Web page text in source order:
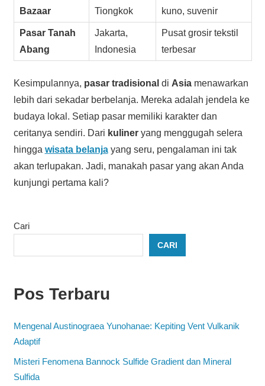
Bazaar
Tiongkok
kuno, suvenir
Pasar Tanah
Abang
Jakarta,
Indonesia
Pusat grosir tekstil
terbesar
Kesimpulannya, pasar tradisional di Asiamenawarkan
lebih dari sekadar berbelanja. Mereka adalah jendela ke
budaya lokal. Setiap pasar memiliki karakter dan
ceritanya sendiri. Dari kulineryang menggugah selera
hingga wisata belanjayang seru, pengalaman ini tak
akan terlupakan. Jadi, manakah pasar yang akan Anda
kunjungi pertama kali?
Cari
CARI
Pos Terbaru
Mengenal Austinograea Yunohanae: Kepiting Vent Vulkanik
Adaptif
Misteri Fenomena Bannock Sulfide Gradient dan Mineral
Sulfida